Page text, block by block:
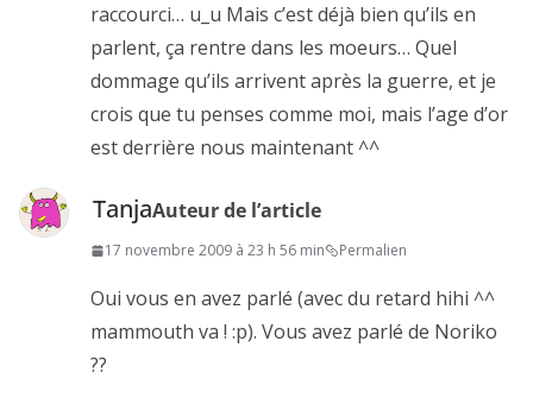
raccourci… u_u Mais c’est déjà bien qu’ils en
parlent, ça rentre dans les moeurs… Quel
dommage qu’ils arrivent après la guerre, et je
crois que tu penses comme moi, mais l’age d’or
est derrière nous maintenant ^^
TanjaAuteur de l’article
17 novembre 2009 à 23 h 56 min Permalien
Oui vous en avez parlé (avec du retard hihi ^^
mammouth va ! :p). Vous avez parlé de Noriko
??